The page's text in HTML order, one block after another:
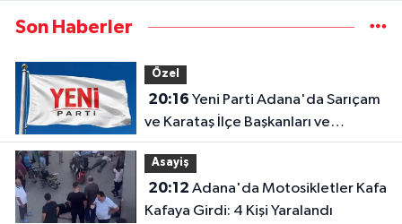
Son Haberler
Özel
20:16
ve Karataş İlçe Başkanları ve
Yönetimleri Belirlendi
Asayiş
20:12
Kafaya Girdi: 4 Kişi Yaralandı